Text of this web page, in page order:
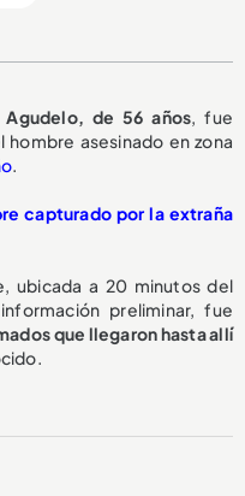
Agudelo, de 56 años, fue
asesinado en zona
.
capturado por la extraña
ubicada a 20 minutos del
preliminar, fue
que llegaron hasta allí